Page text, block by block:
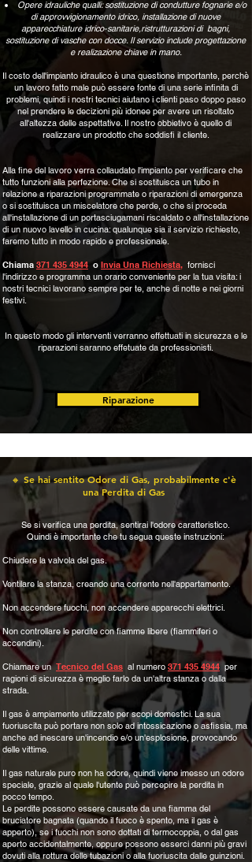
Opere idrauliche qualli: sostituzione di condutture fognarie e/o
di approvvigionamento idrico, installazione di nuove
apparecchiature idrico-sanitarie,ristrutturazioni di bagni,
sostituzione di vasche con docce. Il servizio include progettazione
e realizazione chiave in mano.
Il costo dell'impianto idraulico è una questione importante, perchè
un lavoro fatto male può essere fonte di una serie infinita di
problemi, quindi i nostri tecnici aiutano i clienti paso doppo paso
nel prendere le decizioni più idonee per avere un risoltato
all'altezza delle aspettative. Il nostro obbietivo è quello di
realizzare un prodotto che soddisfi il cliente.
Alla fine del lavoro verra collaudato l'impianto per verificare che
tutto funzioni alla perfezione. Che si sostituisca un tubo in
relazione a riparazioni programmate o riparazioni di emergenza
o si sostituisca un miscelatore che perde, o che si proceda
all'installazione di un portasciugamani riscaldato o all'installazione
di un nuovo lavello in cucina: qualunque sia il servizio richiesto,
faremo tutto in modo rapido e professionale.
Chiama 371 435 4944 o Invia Una Richiesta, fornisci
l'indirizzo e programma un orario conveniente per la tua visita: i
nostri tecnici lavorano sempre per te, anche di notte e nei giorni
festivi.
In questo modo gli interventi verranno effettuati in sicurezza e le
riparazioni saranno effetuate da professionisti.
Riparazione
🔸 Se hai sentito Odore di Gas, probabilmente c'è
una Perdita di Gas
Se si verifica una perdita, sentirai l'odore caratteristico.
Quindi è importante che tu segua queste instruzioni:
​Chiudere la valvola del gas.
Ventilare la stanza, creando una corrente nell'appartamento.
Non accendere fuochi, non accendere apparecchi elettrici.
Non controllare le perdite con fiamme libere (fiammiferi o
accendini).
Chiamare unTecnico del Gas al numero 371 435 4944 per
ragioni di sicurezza è meglio farlo da un'altra stanza o dalla
strada.
Il gas è ampiamente utilizzato per scopi domestici. La sua
fuoriuscita può portare non solo ad intossicazione o asfissia, ma
anche ad inescare un'incendio e/o un'esplosione, provocando
delle vittime.
Il gas naturale puro non ha odore, quindi viene imesso un odore
speciale, grazie al quale l'utente può percepire la perdita in
pocco tempo.
Le perdite possono essere causate da una fiamma del
bruciatore bagnata (quando il fuoco è spento, ma il gas è
apperto), se i fuochi non sono dottati di termocoppia, o dal gas
aperto accidentalmente, oppure possono esserci danni più gravi
dovuti alla rottura delle tubazioni o alla fuoriuscita dalle guinzioni.